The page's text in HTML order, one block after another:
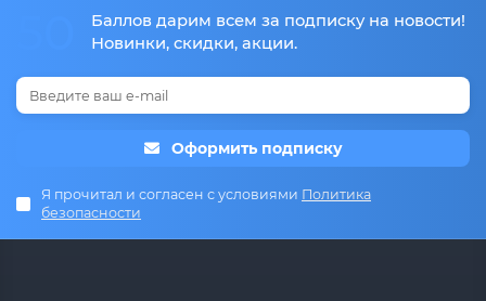
Баллов дарим всем за подписку на новости!
Новинки, скидки, акции.
Оформить подписку
Я прочитал и согласен с условиями Политика
безопасности